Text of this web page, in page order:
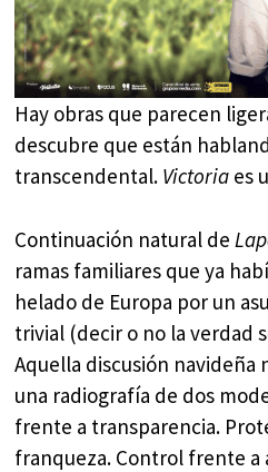
Hay obras que parecen
descubre que están
transcendental. Victoria es
Continuación natural de
ramas familiares que ya
helado de Europa por un
trivial (decir o no la verdad
Aquella discusión navideña
una radiografía de dos
frente a transparencia.
franqueza. Control frente a